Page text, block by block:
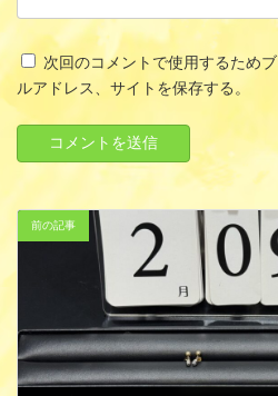
次回のコメントで使用するため
ルアドレス、サイトを保存する。
前の記事